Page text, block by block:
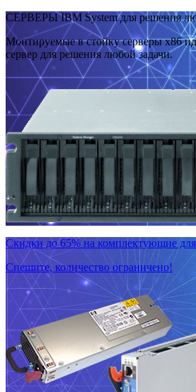
СЕРВЕРЫ IBM System для решения
Монтируемые в стойку серверы x86
сервер для решения любой задачи.
Скидки до 65% на комплектующие
Спешите, количество ограничено!